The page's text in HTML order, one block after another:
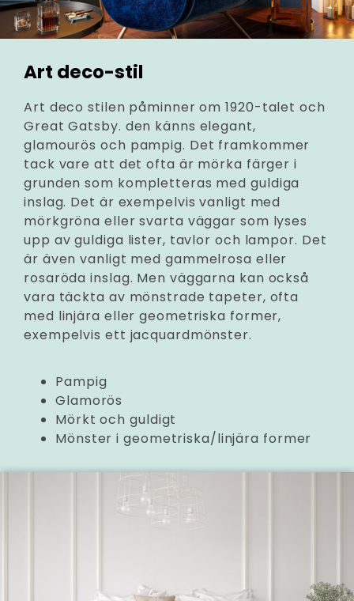
Art deco-stil
Art deco stilen påminner om 1920-talet och
Great Gatsby. den känns elegant,
glamourös och pampig. Det framkommer
tack vare att det ofta är mörka färger i
grunden som kompletteras med guldiga
inslag. Det är exempelvis vanligt med
mörkgröna eller svarta väggar som lyses
upp av guldiga lister, tavlor och lampor. Det
är även vanligt med gammelrosa eller
rosaröda inslag. Men väggarna kan också
vara täckta av mönstrade tapeter, ofta
med linjära eller geometriska former,
exempelvis ett jacquardmönster.
Pampig
Glamorös
Mörkt och guldigt
Mönster i geometriska/linjära former